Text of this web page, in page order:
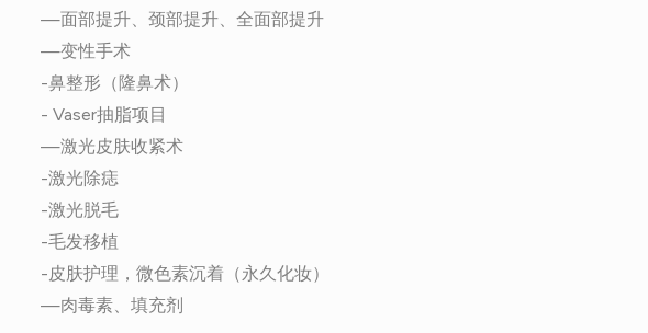
—面部提升、颈部提升、全面部提升
—变性手术
-鼻整形（隆鼻术）
- Vaser抽脂项目
—激光皮肤收紧术
-激光除痣
-激光脱毛
-毛发移植
-皮肤护理，微色素沉着（永久化妆）
—肉毒素、填充剂